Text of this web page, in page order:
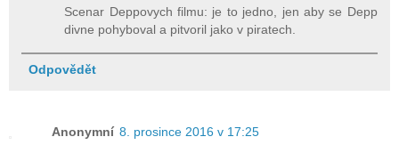
Scenar Deppovych filmu: je to jedno, jen aby se Depp
divne pohyboval a pitvoril jako v piratech.
Odpovědět
Anonymní 8. prosince 2016 v 17:25